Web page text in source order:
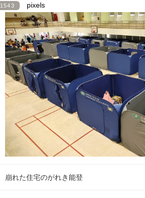
1543 pixels
崩れた住宅のがれき能登